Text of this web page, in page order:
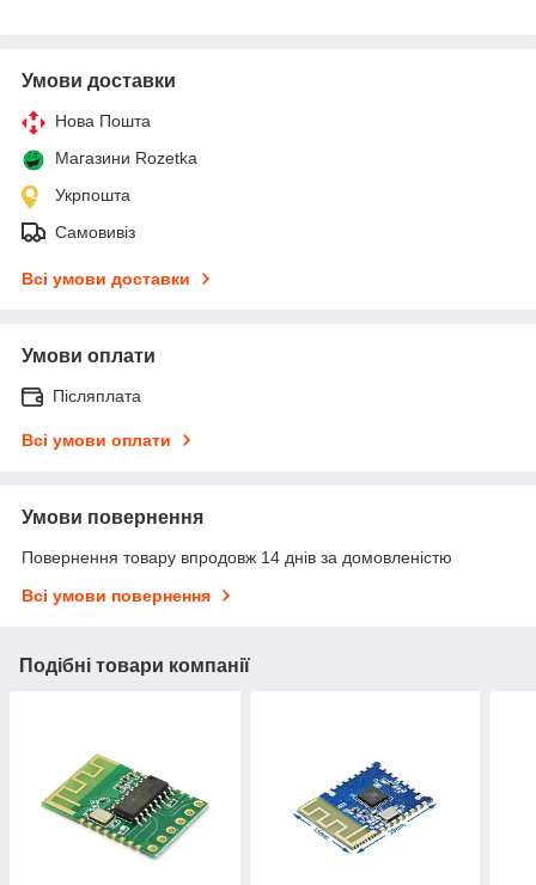
Умови доставки
Нова Пошта
Магазини Rozetka
Укрпошта
Самовивіз
Всі умови доставки
Умови оплати
Післяплата
Всі умови оплати
Умови повернення
Повернення товару впродовж 14 днів за домовленістю
Всі умови повернення
Подібні товари компанії